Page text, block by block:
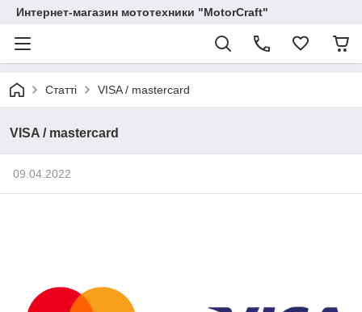
Интернет-магазин мототехники "MotorCraft"
Статті VISA / mastercard
VISA / mastercard
09.04.2022